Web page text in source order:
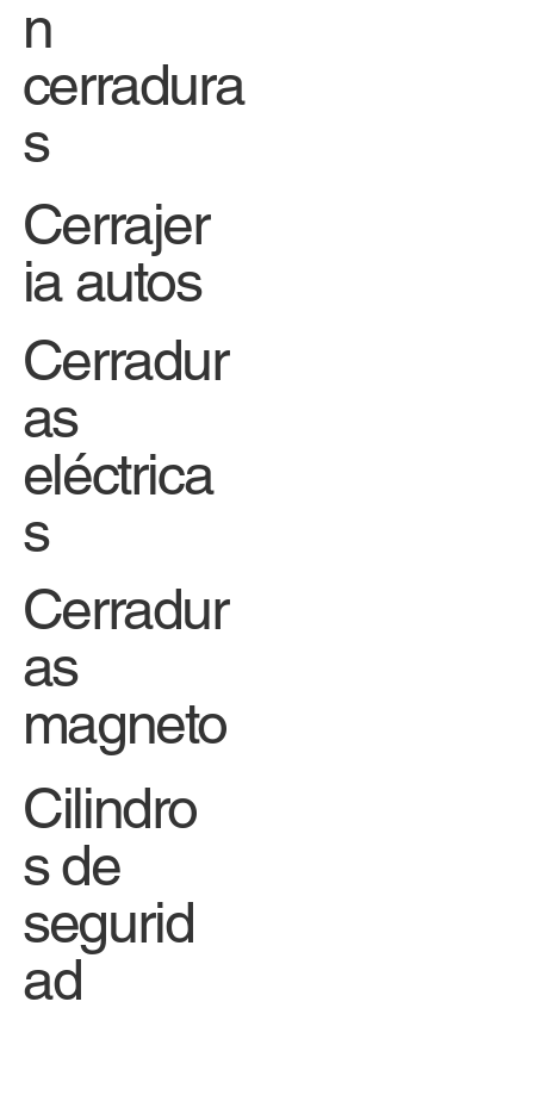
n
cerradura
s
Cerrajer
ia autos
Cerradur
as
eléctrica
s
Cerradur
as
magneto
Cilindro
s de
segurid
ad